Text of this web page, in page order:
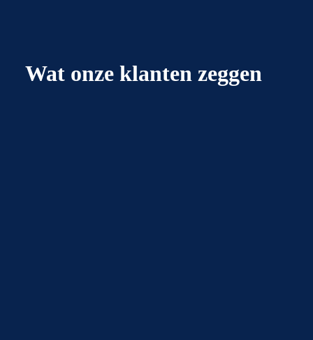
Wat onze klanten zeggen